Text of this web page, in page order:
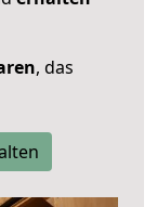
, das